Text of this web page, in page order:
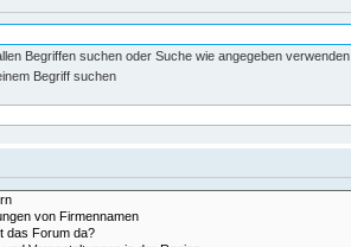
Begriffen suchen oder Suche wie angegeben verwenden
Begriff suchen